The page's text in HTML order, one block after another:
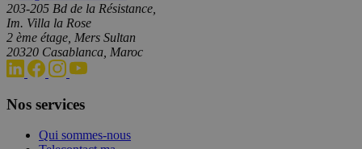
203-205 Bd de la Résistance,
Im. Villa la Rose
2 ème étage, Mers Sultan
20320 Casablanca, Maroc
Nos services
Qui sommes-nous